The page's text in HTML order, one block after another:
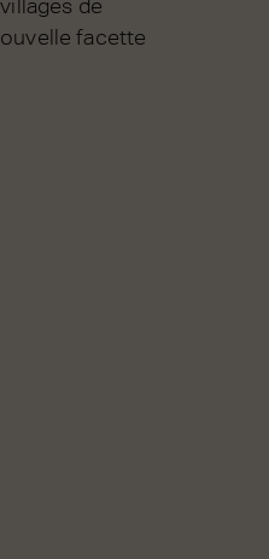
de
facette